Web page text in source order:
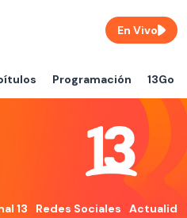
Programación 13Go
En Vivo
13 Redes Sociales